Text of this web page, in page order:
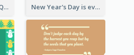
Benjamin Franklin Quote New Year's Day is every man's birthday. —Charles Lamb